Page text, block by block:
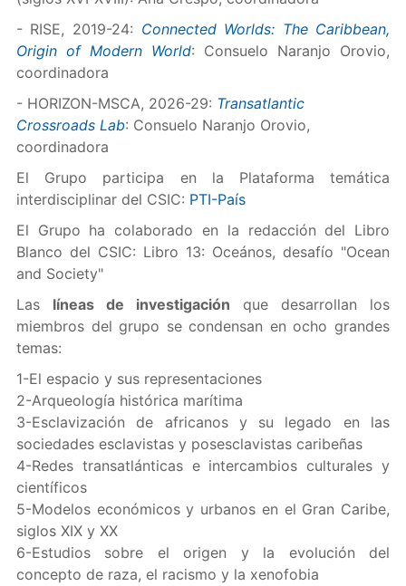
- RISE, 2019-24: Connected Worlds: The Caribbean,
Origin of Modern World: Consuelo Naranjo Orovio,
coordinadora
- HORIZON-MSCA, 2026-29: Transatlantic
CrossroadsLab: Consuelo Naranjo Orovio,
coordinadora
El Grupo participa en la Plataforma temática
interdisciplinar del CSIC: PTI-País
El Grupo ha colaborado en la redacción del Libro
Blanco del CSIC: Libro 13: Oceános, desafío "Ocean
and Society"
Las líneas de investigación que desarrollan los
miembros del grupo se condensan en ocho grandes
temas:
1-El espacio y sus representaciones
2-Arqueología histórica marítima
3-Esclavización de africanos y su legado en las
sociedades esclavistas y posesclavistas caribeñas
4-Redes transatlánticas e intercambios culturales y
científicos
5-Modelos económicos y urbanos en el Gran Caribe,
siglos XIX y XX
6-Estudios sobre el origen y la evolución del
concepto de raza, el racismo y la xenofobia